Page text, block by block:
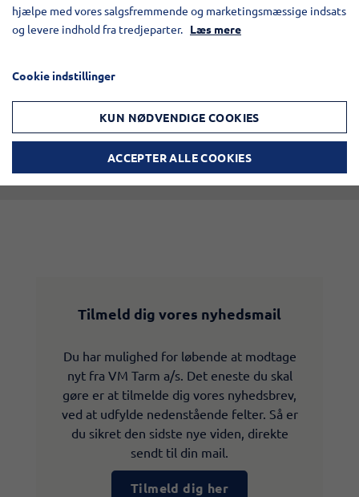
Tilmeld dig vores nyhedsmail
Du har mulighed for løbende at modtage
nyt fra VM Tarm a/s. Det eneste du skal
gøre er at tilmelde dig vores nyhedsbrev,
ved at udfylde nedenstående felter. Så er
du sikret den sidste nye viden, direkte
sendt til din mail.
Tilmeld dig her
hjælpe med vores salgsfremmende og marketingsmæssige indsats
og levere indhold fra tredjeparter. Læs mere
Cookie indstillinger
KUN NØDVENDIGE COOKIES
ACCEPTER ALLE COOKIES